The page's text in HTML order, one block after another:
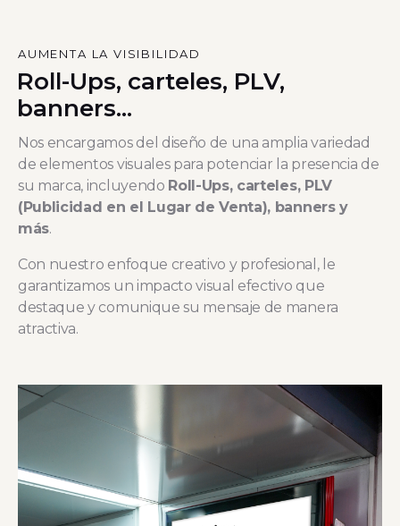
AUMENTA LA VISIBILIDAD
Roll-Ups, carteles, PLV,
banners...
Nos encargamos del diseño de una amplia variedad
de elementos visuales para potenciar la presencia de
su marca, incluyendo Roll-Ups, carteles, PLV
(Publicidad en el Lugar de Venta), banners y
más.
Con nuestro enfoque creativo y profesional, le
garantizamos un impacto visual efectivo que
destaque y comunique su mensaje de manera
atractiva.